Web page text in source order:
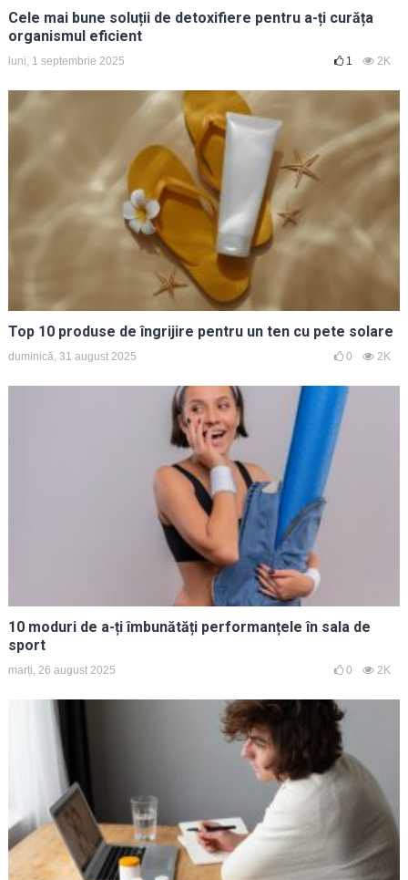
Cele mai bune soluții de detoxifiere pentru a-ți curăța
organismul eficient
luni, 1 septembrie 2025 1 2K
Top 10 produse de îngrijire pentru un ten cu pete solare
duminică, 31 august 2025 0 2K
10 moduri de a-ți îmbunătăți performanțele în sala de
sport
marți, 26 august 2025 0 2K